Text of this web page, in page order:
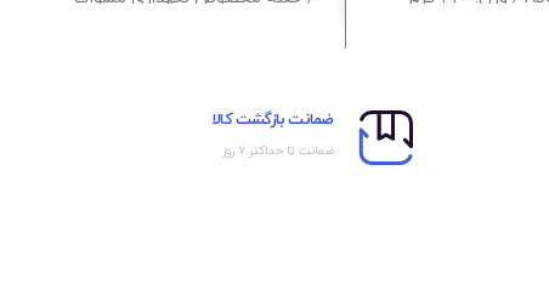
ضمانت بازگشت کالا
ضمانت تا حداکثر ۷ روز